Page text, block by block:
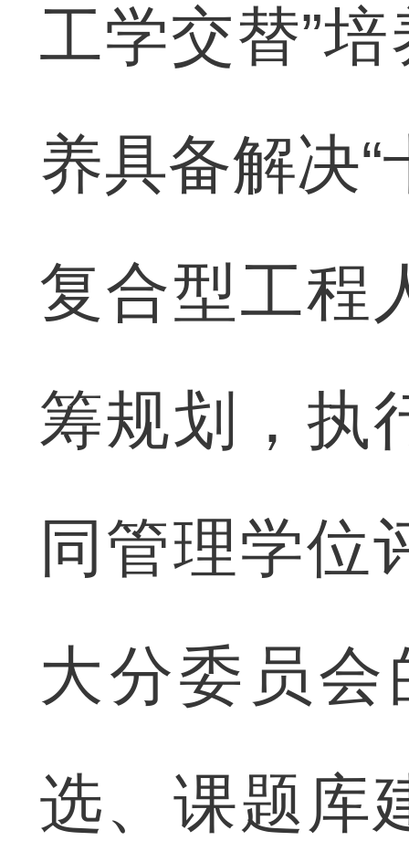
工学交替”
养具备解决
复合型工程
筹规划，执
同管理学位
大分委员会
选、课题库